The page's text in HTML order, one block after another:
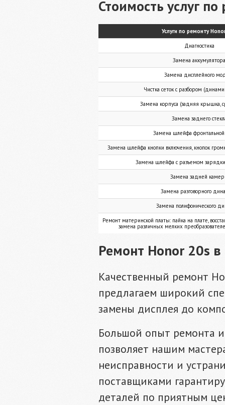
Стоимость услуг
Услуги по ремонту
Диагностика
Замена аккумулятора
Замена дисплейного
Чистка сеток с разбором
Замена корпуса (задняя крышка,
Замена заднего
Замена шлейфа
Замена шлейфа кнопки включения, кнопок
Замена шлейфа с разъемом
Замена задней
Замена разговорного
Замена полифонического
Ремонт материнской платы: пайка на плате,
замена различных мелких
Ремонт Honor 20s в
Качественный ремонт
предлагаем широкий
замены дисплея до
Большой опыт ремонта
позволяет нашим
неисправности и
поставщиками
деталей по приятным